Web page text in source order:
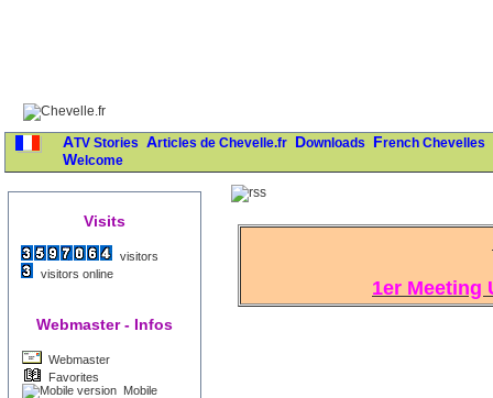
ATV Stories Articles de Chevelle.fr Downloads
French Chevelles
Welcome
Visits
visitors
visitors online
Webmaster - Infos
Webmaster
Favorites
Mobile
1er Meeting